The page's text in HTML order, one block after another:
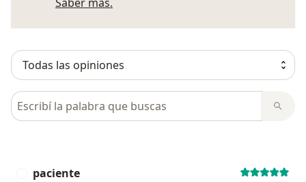
Saber más.
Busca en opiniones
paciente